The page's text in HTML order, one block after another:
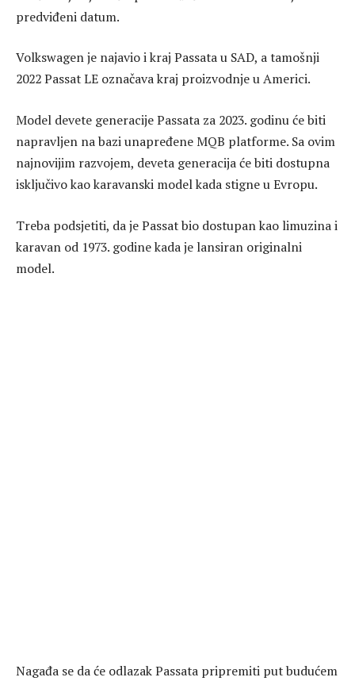
predviđeni datum.
Volkswagen je najavio i kraj Passata u SAD, a tamošnji
2022 Passat LE označava kraj proizvodnje u Americi.
Model devete generacije Passata za 2023. godinu će biti
napravljen na bazi unapređene MQB platforme. Sa ovim
najnovijim razvojem, deveta generacija će biti dostupna
isključivo kao karavanski model kada stigne u Evropu.
Treba podsjetiti, da je Passat bio dostupan kao limuzina i
karavan od 1973. godine kada je lansiran originalni
model.
Nagađa se da će odlazak Passata pripremiti put budućem